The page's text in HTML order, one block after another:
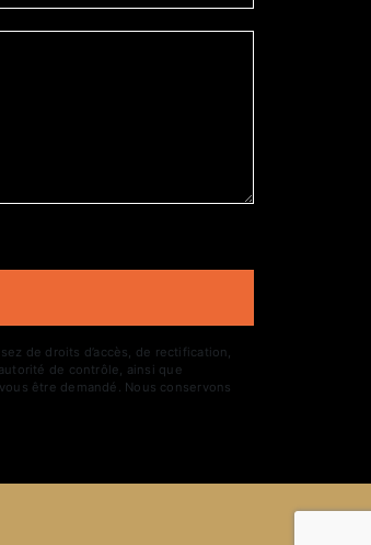
de droits d’accès, de rectification,
de contrôle, ainsi que
être demandé. Nous conservons